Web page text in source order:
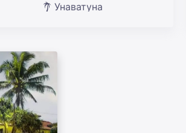
Унаватуна